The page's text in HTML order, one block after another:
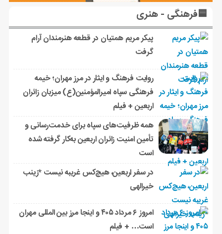
🟦فرهنگی - هنری
پیکر مریم همتیان در قطعه هنرمندان آرام
گرفت
روایت فرهنگ و ایثار در مرز مهران؛ خیمه
فرهنگی سپاه امیرالمؤمنین(ع) میزبان زائران
اربعین + فیلم
همه ظرفیت‌های سپاه برای خدمت‌رسانی و
تأمین امنیت زائران اربعین به‌کار گرفته شده
است
در سفر اربعین، هیچ‌کس غریبه نیست *زینب
خیرالهی
امروز ۶ مرداد ۴۰۵ و اینجا مرز بین المللی مهران
است… + فیلم